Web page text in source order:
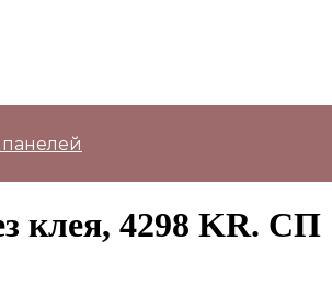
клея, 4298 KR. СП